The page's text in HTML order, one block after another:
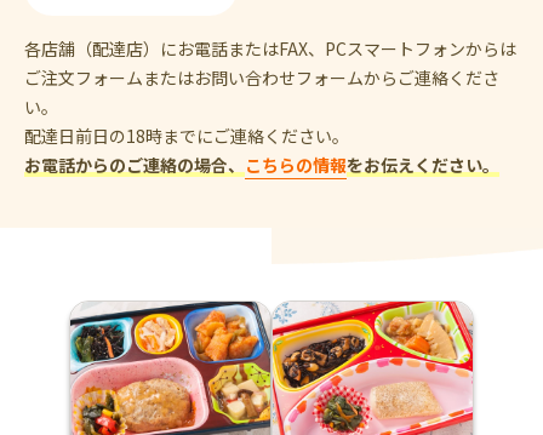
各店舗（配達店）にお電話またはFAX、PCスマートフォンからは
ご注文フォームまたはお問い合わせフォームからご連絡くださ
い。
配達日前日の18時までにご連絡ください。
お電話からのご連絡の場合、 こちらの情報をお伝えください。